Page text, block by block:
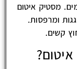
מסטיק איטום
ומרפסות.
קשים.